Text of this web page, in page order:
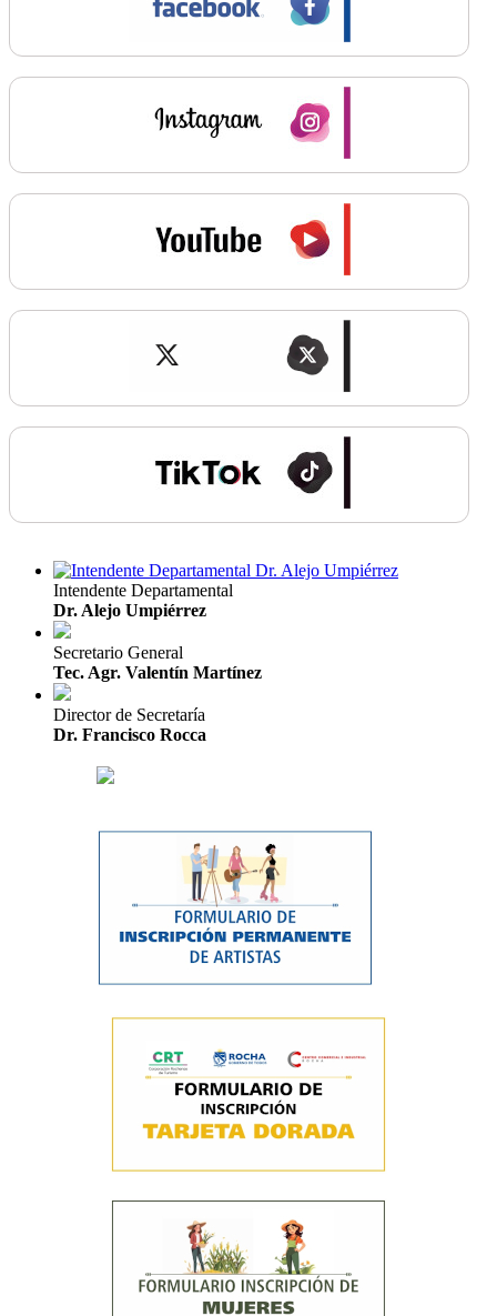
Intendente Departamental
Dr. Alejo Umpiérrez
Secretario General
Tec. Agr. Valentín Martínez
Director de Secretaría
Dr. Francisco Rocca